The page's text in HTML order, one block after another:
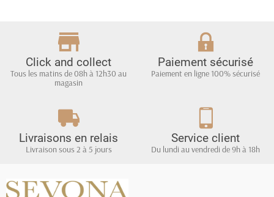
Click and collect
Tous les matins de 08h à 12h30 au
magasin
Paiement sécurisé
Paiement en ligne 100% sécurisé
Livraisons en relais
Livraison sous 2 à 5 jours
Service client
Du lundi au vendredi de 9h à 18h